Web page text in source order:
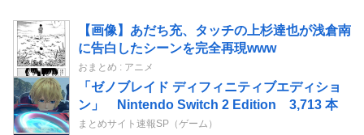
【画像】あだち充、タッチの上杉達也が浅倉南
に告白したシーンを完全再現www
おまとめ : アニメ
「ゼノブレイド ディフィニティブエディショ
ン」 Nintendo Switch 2 Edition 3,713 本
まとめサイト速報SP（ゲーム）